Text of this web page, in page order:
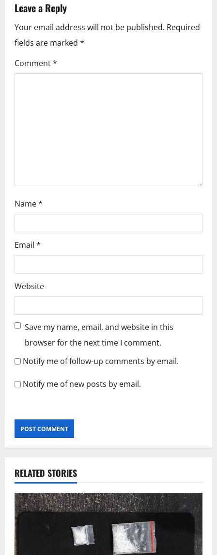
a
v
i
g
Leave a Reply
Your email address will not be published. Required
fields are marked *
Comment*
Name*
Email *
Website
Save my name, email, and website in this
browser for the next time I comment.
Notify me of follow-up comments by email.
Notify me of new posts by email.
RELATED STORIES